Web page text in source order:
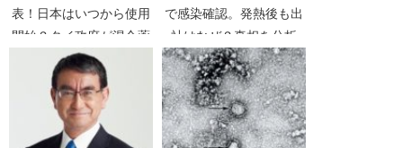
表！日本はいつから使用
開始？タイ政府が混合薬
で改善【新型コロナウイ
ルス】
で感染確認。発熱後も出
社はなぜ？真相を分析
【新型コロナウイルス】